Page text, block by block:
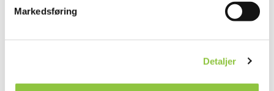
Markedsføring
Detaljer
KLEKKEN GÅRD